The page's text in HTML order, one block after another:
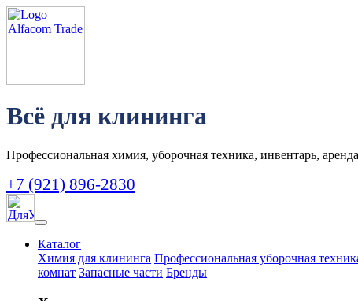
Всё для клининга
Профессиональная химия, уборочная техника, инвентарь,
+7 (921) 896-2830
Каталог
Химия для клининга Профессиональная уборочная
комнат Запасные части Бренды